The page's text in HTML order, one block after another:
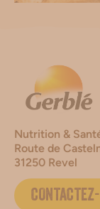
Nutrition &
Route de
31250 Revel